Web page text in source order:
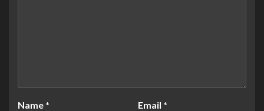
Name * Email *